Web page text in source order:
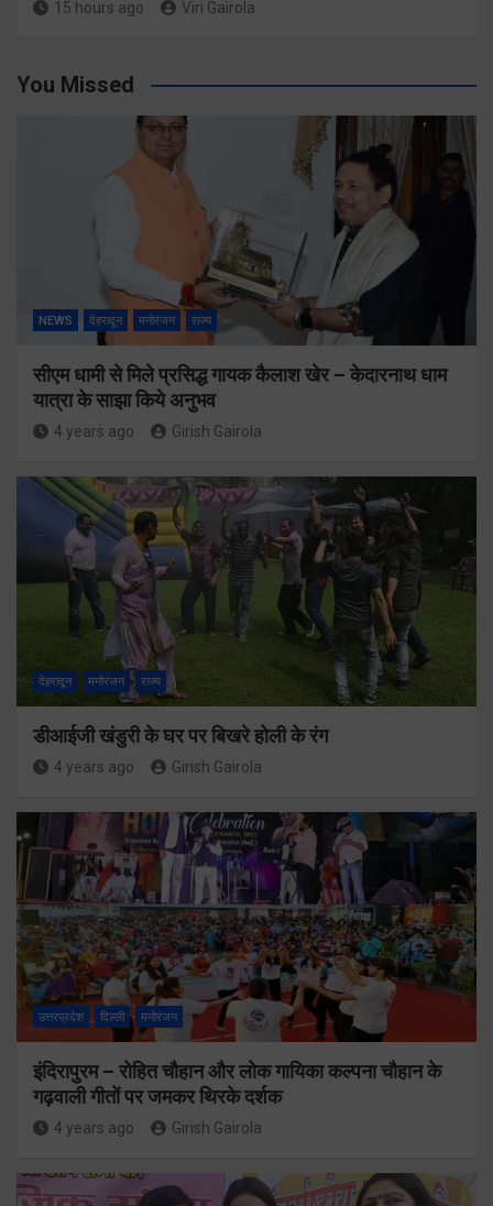
15 hours ago Viri Gairola
You Missed
NEWS देहरादून मनोरंजन राज्य
सीएम धामी से मिले प्रसिद्ध गायक कैलाश खेर – केदारनाथ धाम
यात्रा के साझा किये अनुभव
4 years ago Girish Gairola
देहरादून मनोरंजन राज्य
डीआईजी खंडुरी के घर पर बिखरे होली के रंग
4 years ago Girish Gairola
उत्तरप्रदेश दिल्ली मनोरंजन
इंदिरापुरम – रोहित चौहान और लोक गायिका कल्पना चौहान के
गढ़वाली गीतों पर जमकर थिरके दर्शक
4 years ago Girish Gairola